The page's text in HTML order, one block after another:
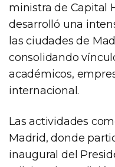
ministra de Capital
desarrolló una
las ciudades de
consolidando
académicos,
internacional.
Las actividades
Madrid, donde
inaugural del